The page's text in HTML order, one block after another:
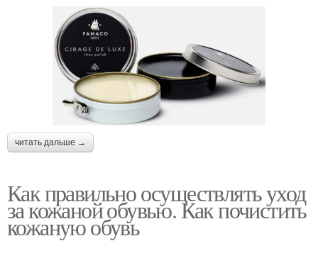
читать дальше →
Как правильно осуществлять уход
за кожаной обувью. Как почистить
кожаную обувь